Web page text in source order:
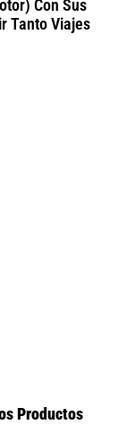
Con Sus
Tanto Viajes
Productos